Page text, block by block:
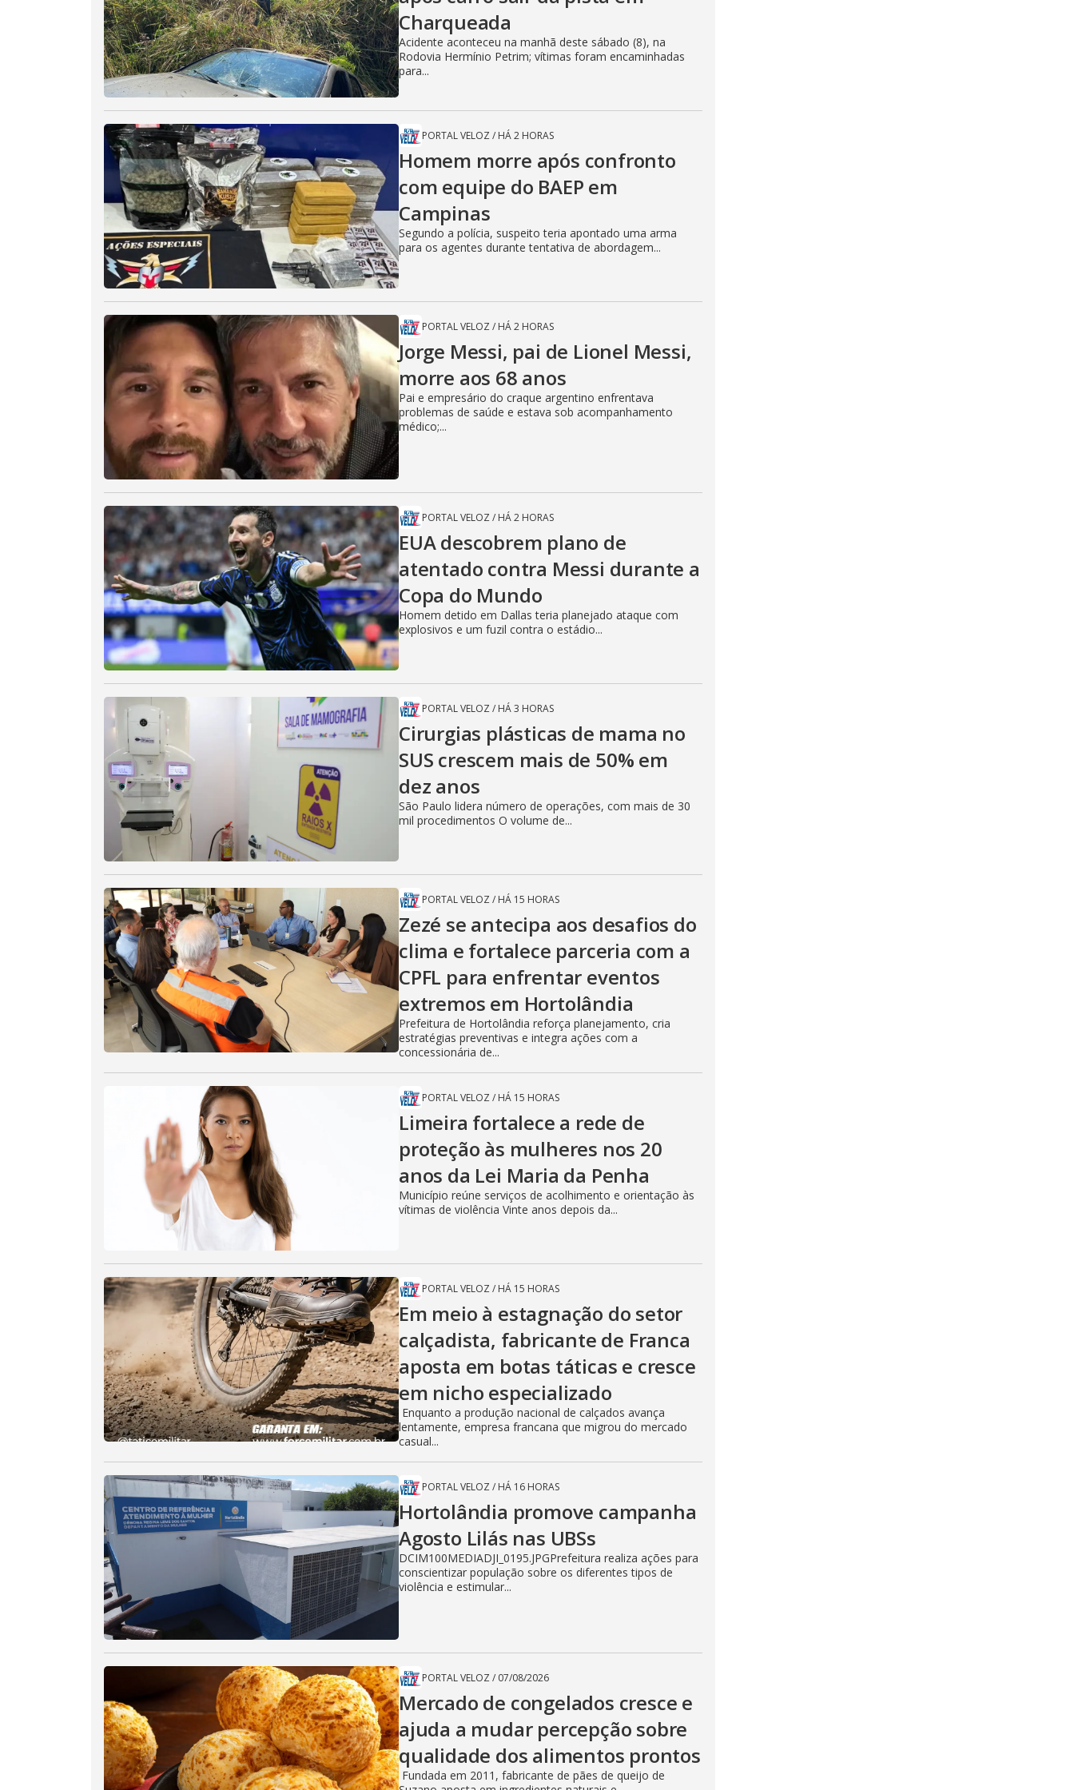
i
d
e
o
Charqueada
Acidente aconteceu na manhã deste sábado (8), na
Rodovia Hermínio Petrim; vítimas foram encaminhadas
para...
PORTAL VELOZ / HÁ 2 HORAS
Homem morre após confronto
com equipe do BAEP em
Campinas
Segundo a polícia, suspeito teria apontado uma arma
para os agentes durante tentativa de abordagem...
PORTAL VELOZ / HÁ 2 HORAS
Jorge Messi, pai de Lionel Messi,
morre aos 68 anos
Pai e empresário do craque argentino enfrentava
problemas de saúde e estava sob acompanhamento
médico;...
PORTAL VELOZ / HÁ 2 HORAS
EUA descobrem plano de
atentado contra Messi durante a
Copa do Mundo
Homem detido em Dallas teria planejado ataque com
explosivos e um fuzil contra o estádio...
PORTAL VELOZ / HÁ 3 HORAS
Cirurgias plásticas de mama no
SUS crescem mais de 50% em
dez anos
São Paulo lidera número de operações, com mais de 30
mil procedimentos O volume de...
PORTAL VELOZ / HÁ 15 HORAS
Zezé se antecipa aos desafios do
clima e fortalece parceria com a
CPFL para enfrentar eventos
extremos em Hortolândia
Prefeitura de Hortolândia reforça planejamento, cria
estratégias preventivas e integra ações com a
concessionária de...
PORTAL VELOZ / HÁ 15 HORAS
Limeira fortalece a rede de
proteção às mulheres nos 20
anos da Lei Maria da Penha
Município reúne serviços de acolhimento e orientação às
vítimas de violência Vinte anos depois da...
PORTAL VELOZ / HÁ 15 HORAS
Em meio à estagnação do setor
calçadista, fabricante de Franca
aposta em botas táticas e cresce
em nicho especializado
Enquanto a produção nacional de calçados avança
lentamente, empresa francana que migrou do mercado
casual...
PORTAL VELOZ / HÁ 16 HORAS
Hortolândia promove campanha
Agosto Lilás nas UBSs
DCIM100MEDIADJI_0195.JPGPrefeitura realiza ações para
conscientizar população sobre os diferentes tipos de
violência e estimular...
PORTAL VELOZ / 07/08/2026
Mercado de congelados cresce e
ajuda a mudar percepção sobre
qualidade dos alimentos prontos
Fundada em 2011, fabricante de pães de queijo de